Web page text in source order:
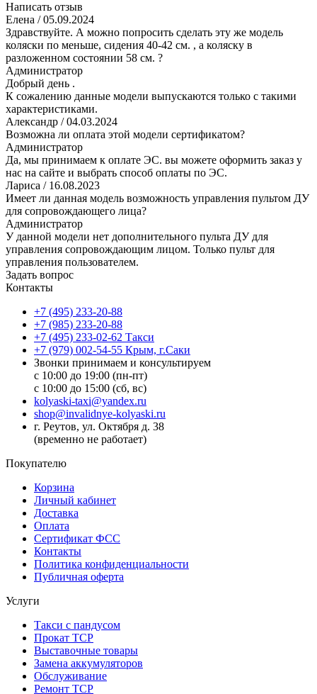
Написать отзыв
Елена / 05.09.2024
Здравствуйте. А можно попросить сделать эту же модель
коляски по меньше, сидения 40-42 см. , а коляску в
разложенном состоянии 58 см. ?
Администратор
Добрый день .
К сожалению данные модели выпускаются только с такими
характеристиками.
Александр / 04.03.2024
Возможна ли оплата этой модели сертификатом?
Администратор
Да, мы принимаем к оплате ЭС. вы можете оформить заказ у
нас на сайте и выбрать способ оплаты по ЭС.
Лариса / 16.08.2023
Имеет ли данная модель возможность управления пультом ДУ
для сопровождающего лица?
Администратор
У данной модели нет дополнительного пульта ДУ для
управления сопровождающим лицом. Только пульт для
управления пользователем.
Задать вопрос
Контакты
+7 (495) 233-20-88
+7 (985) 233-20-88
+7 (495) 233-02-62 Такси
+7 (979) 002-54-55 Крым, г.Саки
Звонки принимаем и консультируем
с 10:00 до 19:00 (пн-пт)
с 10:00 до 15:00 (сб, вс)
kolyaski-taxi@yandex.ru
shop@invalidnye-kolyaski.ru
г. Реутов, ул. Октября д. 38
(временно не работает)
Покупателю
Корзина
Личный кабинет
Доставка
Оплата
Сертификат ФСС
Контакты
Политика конфиденциальности
Публичная оферта
Услуги
Такси с пандусом
Прокат ТСР
Выставочные товары
Замена аккумуляторов
Обслуживание
Ремонт ТСР